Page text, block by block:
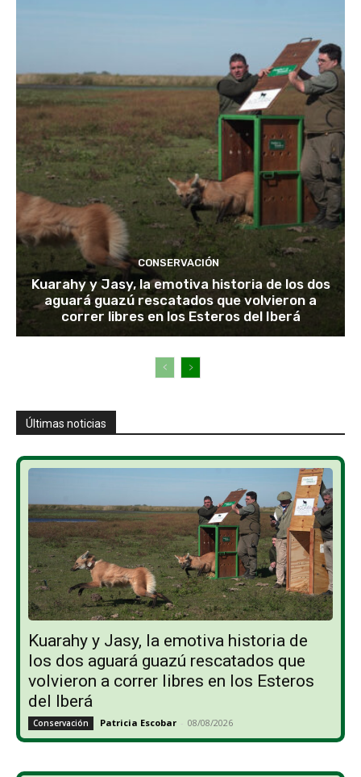
CONSERVACIÓN
Kuarahy y Jasy, la emotiva historia de los dos
aguará guazú rescatados que volvieron a
correr libres en los Esteros del Iberá
Últimas noticias
Kuarahy y Jasy, la emotiva historia de
los dos aguará guazú rescatados que
volvieron a correr libres en los Esteros
del Iberá
Conservación Patricia Escobar - 08/08/2026